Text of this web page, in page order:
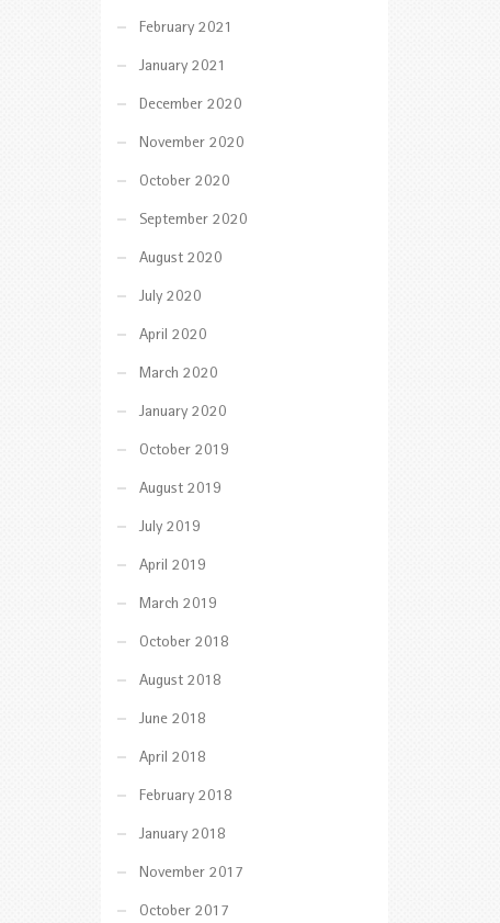
February 2021
January 2021
December 2020
November 2020
October 2020
September 2020
August 2020
July 2020
April 2020
March 2020
January 2020
October 2019
August 2019
July 2019
April 2019
March 2019
October 2018
August 2018
June 2018
April 2018
February 2018
January 2018
November 2017
October 2017